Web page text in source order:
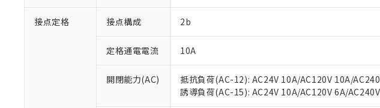
接点定格 接点構成 2b
定格通電電流 10A
開閉能力(AC)
抵抗負荷(AC-12): AC24V 10A/AC120V 10A/
誘導負荷(AC-15): AC24V 10A/AC120V 6A/
当社制御機器事業取扱商品の中には、本
のであり、閲覧された時点での実際の在
当社販売員にご相談ください。
オムロン制御機器販売店や当社販売拠点
在庫状況および標準価格結果を当社の事
フタル酸エステル類の４物質については閾値を超える意図
※2 対応予定月
部品在庫の切り替え状況などにより、予定月
Cr(Ⅵ)(六価クロム) : 1000ppm、 PBBs(ポリ臭化ビフェニル
DBP(フタル酸ジブチル) : 1000ppm、 DIBP(フタル酸ジイソ
DEHP(フタル酸ビス(2-エチルヘキシル)) : 1000ppm
※2 環境保護使用期限
などの必要な手続きをとります。
ます。
置等に一切使用いたしません。
当社は、貴社製品を第三者に販売する場
また当社は、販売先および販売に係わる
たしません。
△ 一定数には満たないが在庫あり